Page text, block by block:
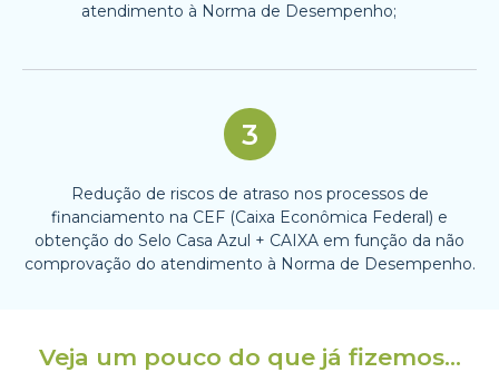
atendimento à Norma de Desempenho;
3
Redução de riscos de atraso nos processos de
financiamento na CEF (Caixa Econômica Federal) e
obtenção do Selo Casa Azul + CAIXA em função da não
comprovação do atendimento à Norma de Desempenho.
Veja um pouco do que já fizemos…